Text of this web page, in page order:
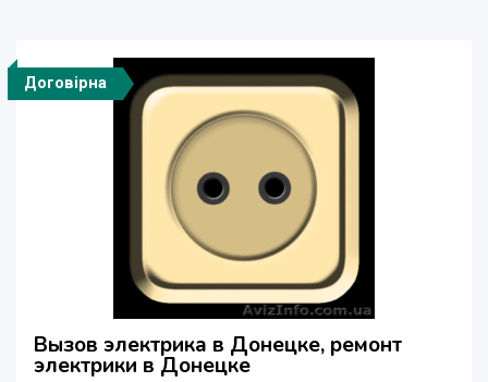
Договірна
Вызов электрика в Донецке, ремонт
электрики в Донецке